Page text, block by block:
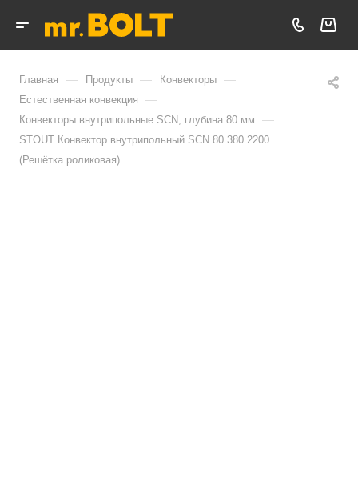
Главная — Продукты — Конвекторы —
Естественная конвекция —
Конвекторы внутрипольные SCN, глубина 80 мм —
STOUT Конвектор внутрипольный SCN 80.380.2200
(Решётка роликовая)